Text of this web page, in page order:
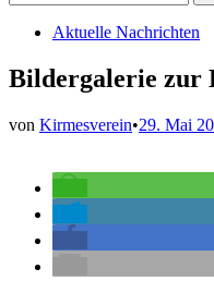
nach:
Veröffentlicht
Aktuelle Nachrichten
Bildergalerie zur
von Kirmesverein•29. Mai